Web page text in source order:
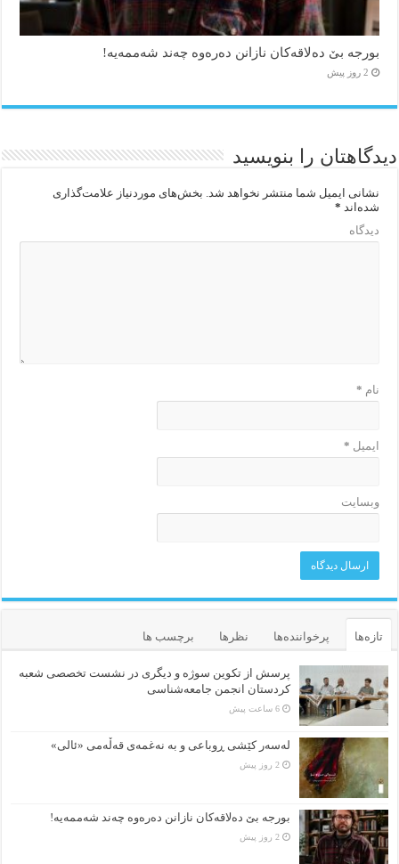
بورجە بێ دەلاقەکان نازانن دەرەوە چەند شەممەیە!
2 روز پیش
دیدگاهتان را بنویسید
نشانی ایمیل شما منتشر نخواهد شد. بخش‌های موردنیاز علامت‌گذاری
شده‌اند *
دیدگاه
نام *
ایمیل *
وبسایت
تازه‌ها پرخواننده‌ها نظرها برچسب ها
پرسش از تکوین سوژه و دیگری در نشست تخصصی شعبه
کردستان انجمن جامعه‌شناسی
6 ساعت پیش
لەسەر کێشی ڕوباعی و به نەغمەی قەڵەمی «ئالی»
2 روز پیش
بورجە بێ دەلاقەکان نازانن دەرەوە چەند شەممەیە!
2 روز پیش